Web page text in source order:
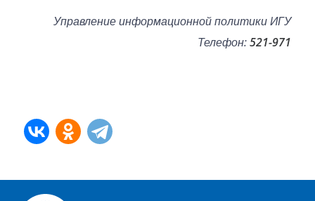
Управление информационной политики ИГУ
Телефон:521-971